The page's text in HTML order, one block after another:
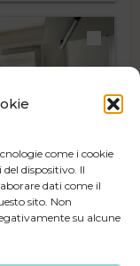
come i cookie
dispositivo. Il
dati come il
sito. Non
su alcune